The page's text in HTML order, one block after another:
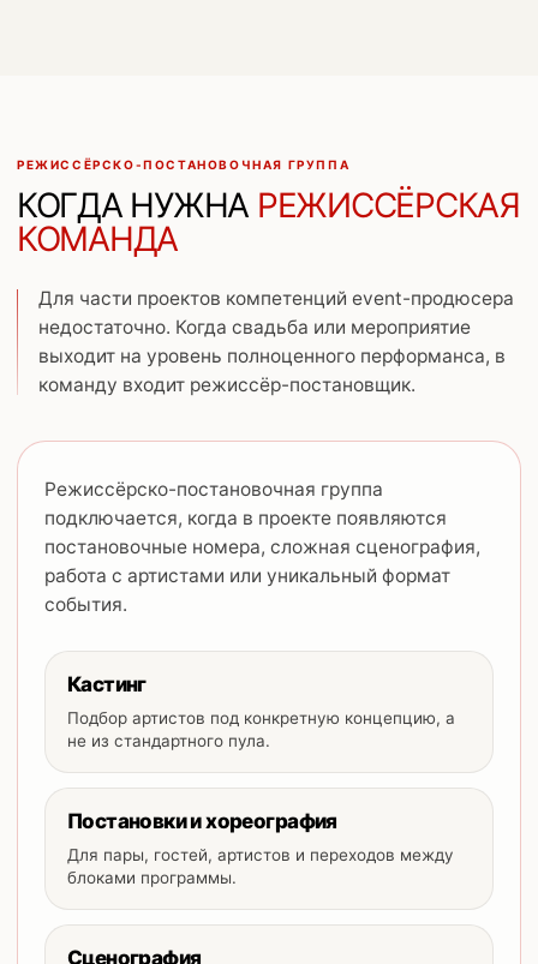
РЕЖИССЁРСКО-ПОСТАНОВОЧНАЯ ГРУППА
КОГДА НУЖНА РЕЖИССЁРСКАЯ
КОМАНДА
Для части проектов компетенций event-продюсера
недостаточно. Когда свадьба или мероприятие
выходит на уровень полноценного перформанса, в
команду входит режиссёр-постановщик.
Режиссёрско-постановочная группа
подключается, когда в проекте появляются
постановочные номера, сложная сценография,
работа с артистами или уникальный формат
события.
Кастинг
Подбор артистов под конкретную концепцию, а
не из стандартного пула.
Постановки и хореография
Для пары, гостей, артистов и переходов между
блоками программы.
Сценография